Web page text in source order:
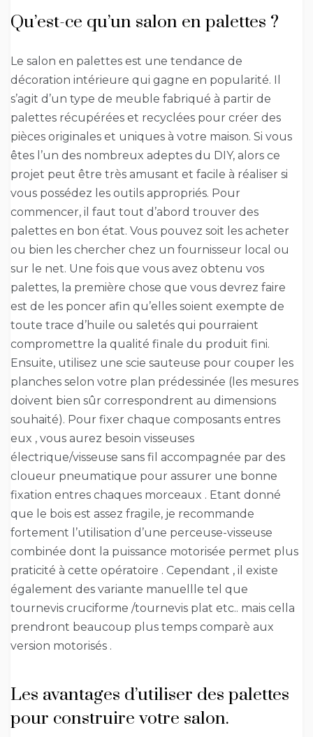
Qu’est-ce qu’un salon en palettes ?
Le salon en palettes est une tendance de
décoration intérieure qui gagne en popularité. Il
s’agit d’un type de meuble fabriqué à partir de
palettes récupérées et recyclées pour créer des
pièces originales et uniques à votre maison. Si vous
êtes l’un des nombreux adeptes du DIY, alors ce
projet peut être très amusant et facile à réaliser si
vous possédez les outils appropriés. Pour
commencer, il faut tout d’abord trouver des
palettes en bon état. Vous pouvez soit les acheter
ou bien les chercher chez un fournisseur local ou
sur le net. Une fois que vous avez obtenu vos
palettes, la première chose que vous devrez faire
est de les poncer afin qu’elles soient exempte de
toute trace d’huile ou saletés qui pourraient
compromettre la qualité finale du produit fini.
Ensuite, utilisez une scie sauteuse pour couper les
planches selon votre plan prédessinée (les mesures
doivent bien sûr correspondrent au dimensions
souhaité). Pour fixer chaque composants entres
eux , vous aurez besoin visseuses
électrique/visseuse sans fil accompagnée par des
cloueur pneumatique pour assurer une bonne
fixation entres chaques morceaux . Etant donné
que le bois est assez fragile, je recommande
fortement l’utilisation d’une perceuse-visseuse
combinée dont la puissance motorisée permet plus
praticité à cette opératoire . Cependant , il existe
également des variante manuellle tel que
tournevis cruciforme /tournevis plat etc.. mais cella
prendront beaucoup plus temps comparè aux
version motorisés .
Les avantages d’utiliser des palettes
pour construire votre salon.